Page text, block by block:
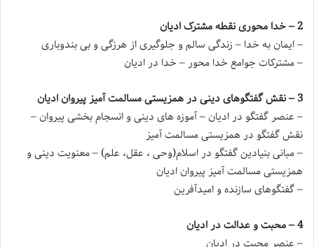
2 – خدا محوری نقطه مشترک ادیان
– ایمان به خدا – زندگی سالم و جلوگیری از هرزگی و بی بندوباری
– مشترکات جوامع خدا محور – خدا در ادیان
3 – نقش گفتگوهای دینی در همزیستی مسالمت آمیز پیروان ادیان
– عنصر گفتگو در ادیان – آموزه های دینی و انسجام بخشی پیروان –
نقش گفتگو در همزیستی مسالمت آمیز
– مبانی بنیادین گفتگو در اسلام(وحی ، عقل، علم) – معنویت دینی و
همزیستی مسالمت آمیز پیروان ادیان
– گفتگوهای سازنده و امیدآفرین
4 – محبت و عدالت در ادیان
– عنصر محبت در ادیان